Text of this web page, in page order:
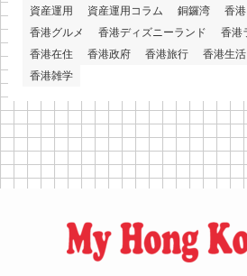
資産運用
資産運用コラム 銅鑼湾 香港
香港グルメ
香港ディズニーランド 香港
香港在住
香港政府 香港旅行 香港生活
香港雑学